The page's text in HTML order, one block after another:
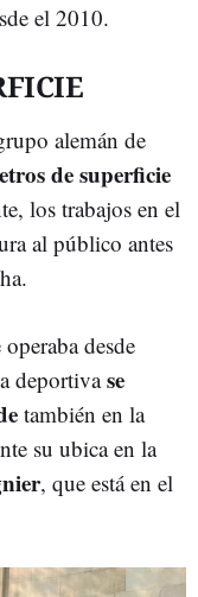
el 2010.
alemán de
de superficie
los trabajos en el
al público antes
desde
deportivase
también en la
su ubica en la
, que está en el